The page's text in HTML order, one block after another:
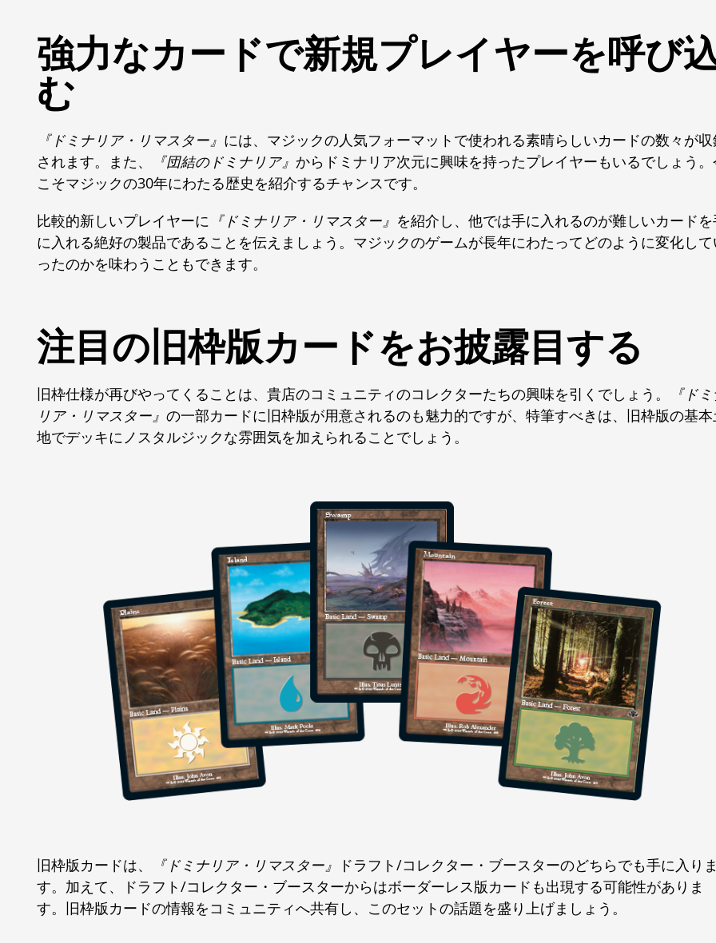
強力なカードで新規プレイヤーを呼び
む
『ドミナリア・リマスター』 には、マジックの人気フォーマットで使われる素晴らしいカードの数々が
されます。また、
『団結のドミナリア』 からドミナリア次元に興味を持ったプレイヤーもいるでしょう
こそマジックの30年にわたる歴史を紹介するチャンスです。
比較的新しいプレイヤーに 『ドミナリア・リマスター』 を紹介し、他では手に入れるのが難しいカード
に入れる絶好の製品であることを伝えましょう。マジックのゲームが長年にわたってどのように変化し
ったのかを味わうこともできます。
注目の旧枠版カードをお披露目する
旧枠仕様が再びやってくることは、貴店のコミュニティのコレクターたちの興味を引くでしょう。
『ド
リア・リマスター』 の一部カードに旧枠版が用意されるのも魅力的ですが、特筆すべきは、旧枠版の基
地でデッキにノスタルジックな雰囲気を加えられることでしょう。
旧枠版カードは、 『ドミナリア・リマスター』
ドラフト/コレクター・ブースターのどちらでも手に入り
す。加えて、ドラフト/コレクター・ブースターからはボーダーレス版カードも出現する可能性がありま
す。旧枠版カードの情報をコミュニティへ共有し、このセットの話題を盛り上げましょう。